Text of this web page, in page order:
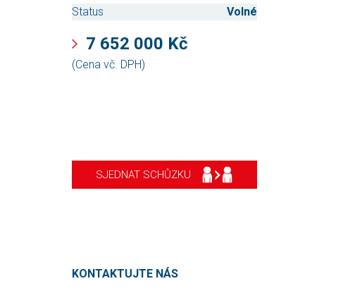
Status
Volné
7 652 000 Kč
(Cena vč. DPH)
SJEDNAT SCHŮZKU
KONTAKTUJTE NÁS